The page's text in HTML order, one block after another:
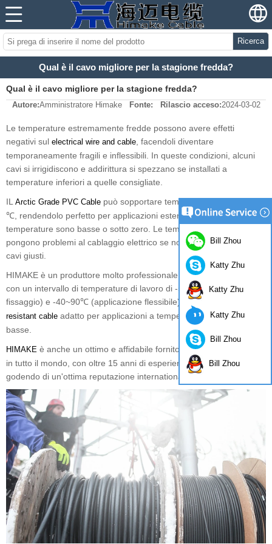
Ricerca
Qual è il cavo migliore per la stagione fredda?
Qual è il cavo migliore per la stagione fredda?
Autore:Amministratore Himake Fonte: Rilascio acceso:2024-03-02
Le temperature estremamente fredde possono avere effetti
negativi sul electrical wire and cable , facendoli diventare
temporaneamente fragili e inflessibili. In queste condizioni, alcuni
cavi si irrigidiscono e addirittura si spezzano se installati a
temperature inferiori a quelle consigliate.
IL Arctic Grade PVC Cable può sopportare temperature intorno a -40
℃, rendendolo perfetto per applicazioni esterne in luoghi in cui le
temperature sono basse o sotto zero. Le temperature estreme
pongono problemi al cablaggio elettrico se non vengono utilizzati i
cavi giusti.
HIMAKE è un produttore molto professionale di cavi di grado artico
con un intervallo di temperature di lavoro di -50~90℃ (posa di
fissaggio) e -40~90℃ (applicazione flessibile), è un ottimo
resistant cable adatto per applicazioni a temperature estremamente
basse.
HIMAKE è anche un ottimo e affidabile fornitore di fili e cavi elettrici
in tutto il mondo, con oltre 15 anni di esperienza nell'esportazione e
godendo di un'ottima reputazione internationalanzi!
Bill Zhou
Katty Zhu
Katty Zhu
Katty Zhu
Bill Zhou
Bill Zhou